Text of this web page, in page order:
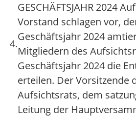
4.
GESCHÄFTSJAHR 2024
Vorstand schlagen vor,
Geschäftsjahr 2024
Mitgliedern des
Geschäftsjahr 2024 die
erteilen. Der Vorsitzende
Aufsichtsrats, dem
Leitung der